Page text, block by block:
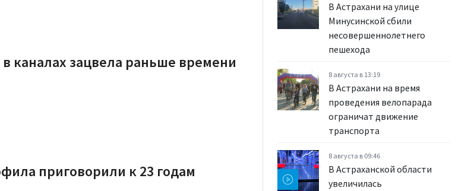
в каналах зацвела раньше времени
приговорили к 23 годам
В Астрахани на улице
Минусинской сбили
несовершеннолетнего
пешехода
8 августа в 13:19
В Астрахани на время
проведения велопарада
ограничат движение
транспорта
8 августа в 09:46
В Астраханской области
увеличилась